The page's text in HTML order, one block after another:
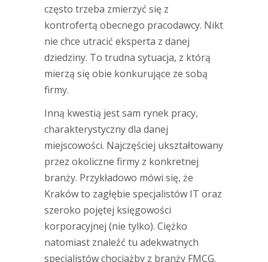
często trzeba zmierzyć się z
kontrofertą obecnego pracodawcy. Nikt
nie chce utracić eksperta z danej
dziedziny. To trudna sytuacja, z którą
mierzą się obie konkurujące ze sobą
firmy.
Inną kwestią jest sam rynek pracy,
charakterystyczny dla danej
miejscowości. Najczęściej ukształtowany
przez okoliczne firmy z konkretnej
branży. Przykładowo mówi się, że
Kraków to zagłębie specjalistów IT oraz
szeroko pojętej księgowości
korporacyjnej (nie tylko). Ciężko
natomiast znaleźć tu adekwatnych
specjalistów chociażby z branży FMCG.